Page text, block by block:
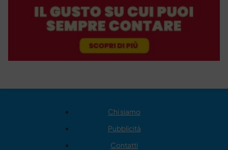
Chi siamo
Pubblicità
Contatti